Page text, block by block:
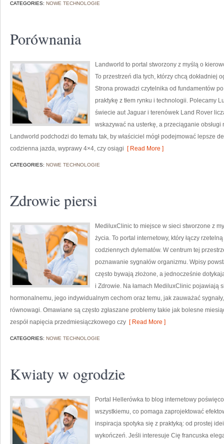
CATEGORIES: NOWE TECHNOLOGIE
Porównania
Landworld to portal stworzony z myślą o
To przestrzeń dla tych, którzy chcą dokładniej
Strona prowadzi czytelnika od fundamentów
praktykę z tłem rynku i technologii. Polecamy
świecie aut Jaguar i terenówek Land Rover
wskazywać na usterkę, a przeciąganie obsługi
Landworld podchodzi do tematu tak, by właściciel mógł podejmować lepsze
codzienna jazda, wyprawy 4×4, czy osiągi [ Read More ]
CATEGORIES: NOWE TECHNOLOGIE
Zdrowie piersi
MediluxClinic to miejsce w sieci stworzone z
życia. To portal internetowy, który łączy
codziennych dylematów. W centrum tej
poznawanie sygnałów organizmu. Wpisy
często bywają złożone, a jednocześnie
i Zdrowie. Na łamach MediluxClinic pojawiają
hormonalnemu, jego indywidualnym cechom oraz temu, jak zauważać
równowagi. Omawiane są często zgłaszane problemy takie jak bolesne
zespół napięcia przedmiesiączkowego czy [ Read More ]
CATEGORIES: NOWE TECHNOLOGIE
Kwiaty w ogrodzie
Portal Hellerówka to blog internetowy
wszystkiemu, co pomaga zaprojektować
inspiracja spotyka się z praktyką: od prostej
wykończeń. Jeśli interesuje Cię francuska